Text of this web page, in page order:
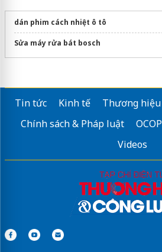
dán phim cách nhiệt ô tô
Sửa máy rửa bát bosch
Tin tức Kinh tế Thương hiệu
Chính sách & Pháp luật
OCOP
Videos